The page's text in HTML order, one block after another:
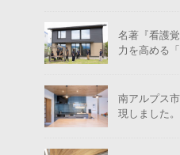
名著『看護
力を高める
南アルプス
現しました。